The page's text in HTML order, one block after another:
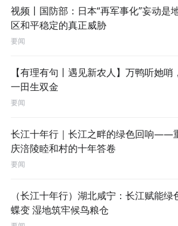
视频丨国防部：日本“再军事化”妄动是
区和平稳定的真正威胁
要闻
【有理有句丨遇见新农人】万鸭听她哨，
一田生双金
要闻
长江十年行｜长江之畔的绿色回响——
庆涪陵睦和村的十年答卷
要闻
（长江十年行）湖北咸宁：长江赋能绿
蝶变 湿地筑牢候鸟粮仓